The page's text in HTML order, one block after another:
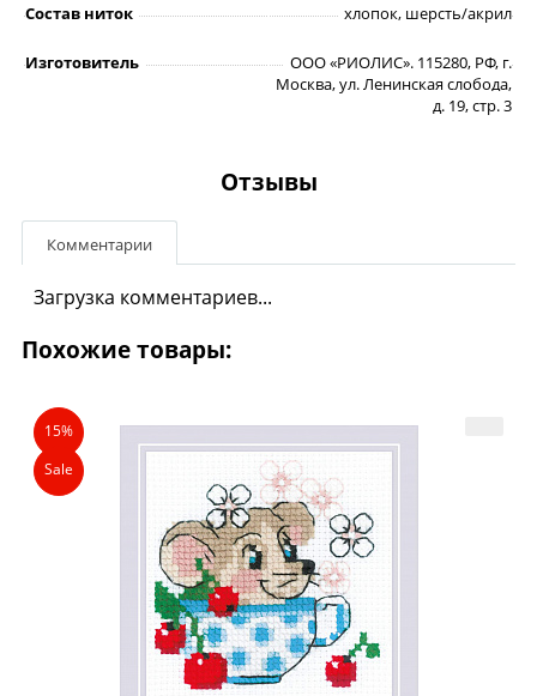
Состав ниток хлопок, шерсть/акрил
Изготовитель
ООО «РИОЛИС». 115280, РФ, г.
Москва, ул. Ленинская слобода,
д. 19, стр. 3
Отзывы
Комментарии
Загрузка комментариев...
Похожие товары:
15%
Sale